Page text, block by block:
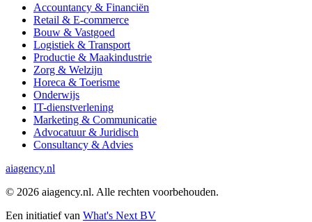
Accountancy & Financiën
Retail & E-commerce
Bouw & Vastgoed
Logistiek & Transport
Productie & Maakindustrie
Zorg & Welzijn
Horeca & Toerisme
Onderwijs
IT-dienstverlening
Marketing & Communicatie
Advocatuur & Juridisch
Consultancy & Advies
aiagency.nl
© 2026 aiagency.nl. Alle rechten voorbehouden.
Een initiatief van What's Next BV